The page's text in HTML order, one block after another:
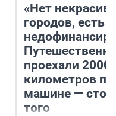
«Нет
городов, есть
проехали 2000
километров по
машине —
того